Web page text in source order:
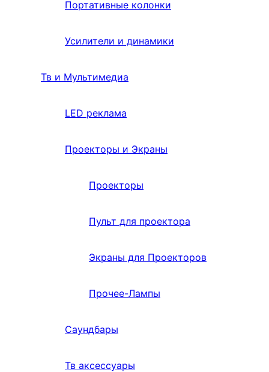
Портативные колонки
Усилители и динамики
Тв и Мультимедиа
LED реклама
Проекторы и Экраны
Проекторы
Пульт для проектора
Экраны для Проекторов
Прочее-Лампы
Саундбары
Тв аксессуары